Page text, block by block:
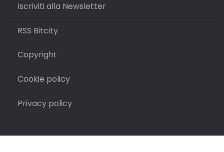
Iscriviti alla Newsletter
RSS Bitcity
Copyright
Cookie policy
Privacy policy